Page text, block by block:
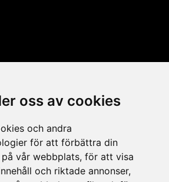
oss av cookies
och andra
för att förbättra din
vår webbplats, för att visa
och riktade annonser,